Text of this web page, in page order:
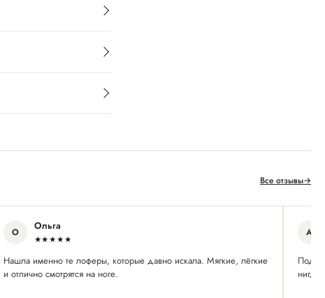
Все отзывы→
О Ольга
★★★★★
Нашла именно те лоферы, которые давно искала. Мягкие, лёгкие
и отлично смотрятся на ноге.
А
нигде